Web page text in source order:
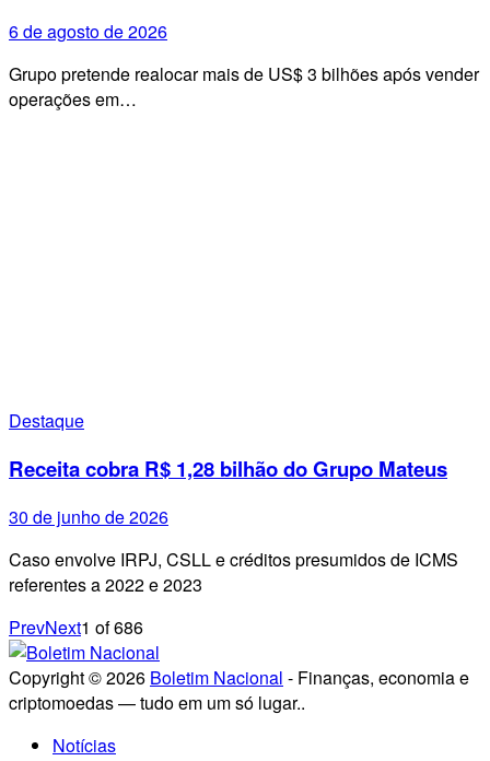
6 de agosto de 2026
Grupo pretende realocar mais de US$ 3 bilhões após vender
operações em…
Destaque
Receita cobra R$ 1,28 bilhão do Grupo Mateus
30 de junho de 2026
Caso envolve IRPJ, CSLL e créditos presumidos de ICMS
referentes a 2022 e 2023
PrevNext1 of686
Copyright © 2026 Boletim Nacional - Finanças, economia e
criptomoedas — tudo em um só lugar..
Notícias